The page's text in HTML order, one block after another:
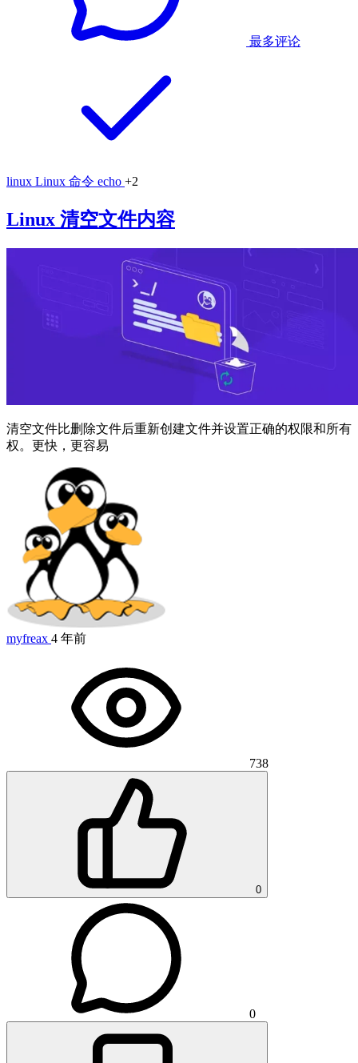
最多评论
linux Linux 命令 echo +2
Linux 清空文件内容
清空文件比删除文件后重新创建文件并设置正确的权限和所有
权。更快，更容易
myfreax 4 年前
738
0
0